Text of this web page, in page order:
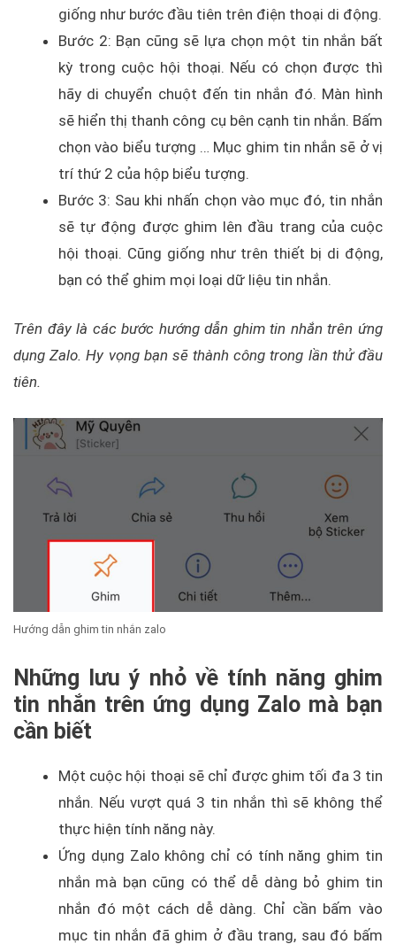
giống như bước đầu tiên trên điện thoại di động.
Bước 2: Bạn cũng sẽ lựa chọn một tin nhắn bất
kỳ trong cuộc hội thoại. Nếu có chọn được thì
hãy di chuyển chuột đến tin nhắn đó. Màn hình
sẽ hiển thị thanh công cụ bên cạnh tin nhắn. Bấm
chọn vào biểu tượng … Mục ghim tin nhắn sẽ ở vị
trí thứ 2 của hộp biểu tượng.
Bước 3: Sau khi nhấn chọn vào mục đó, tin nhắn
sẽ tự động được ghim lên đầu trang của cuộc
hội thoại. Cũng giống như trên thiết bị di động,
bạn có thể ghim mọi loại dữ liệu tin nhắn.
Trên đây là các bước hướng dẫn ghim tin nhắn trên ứng
dụng Zalo. Hy vọng bạn sẽ thành công trong lần thử đầu
tiên.
Hướng dẫn ghim tin nhắn zalo
Những lưu ý nhỏ về tính năng ghim
tin nhắn trên ứng dụng Zalo mà bạn
cần biết
Một cuộc hội thoại sẽ chỉ được ghim tối đa 3 tin
nhắn. Nếu vượt quá 3 tin nhắn thì sẽ không thể
thực hiện tính năng này.
Ứng dụng Zalo không chỉ có tính năng ghim tin
nhắn mà bạn cũng có thể dễ dàng bỏ ghim tin
nhắn đó một cách dễ dàng. Chỉ cần bấm vào
mục tin nhắn đã ghim ở đầu trang, sau đó bấm